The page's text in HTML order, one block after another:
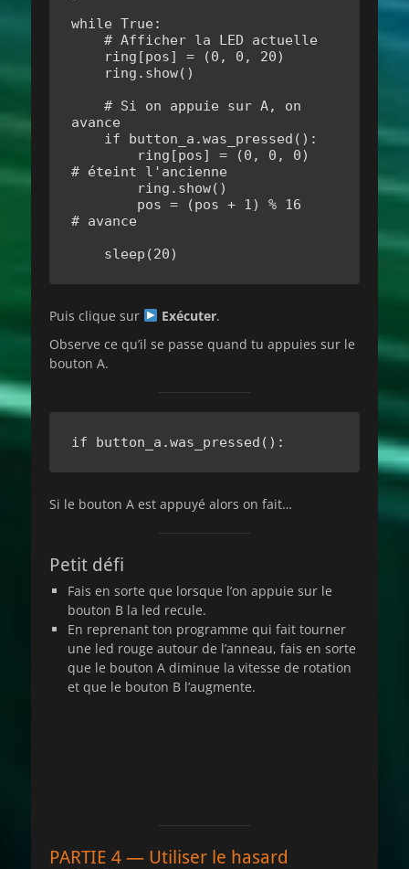
while True:
avance
# éteint l'ancienne
# avance
    sleep(20)
Puis clique sur Exécuter.
Observe ce qu’il se passe quand tu appuies sur le
bouton A.
if button_a.was_pressed():
Si le bouton A est appuyé alors on fait…
Petit défi
Fais en sorte que lorsque l’on appuie sur le
bouton B la led recule.
En reprenant ton programme qui fait tourner
une led rouge autour de l’anneau, fais en sorte
que le bouton A diminue la vitesse de rotation
et que le bouton B l’augmente.
PARTIE 4 — Utiliser le hasard